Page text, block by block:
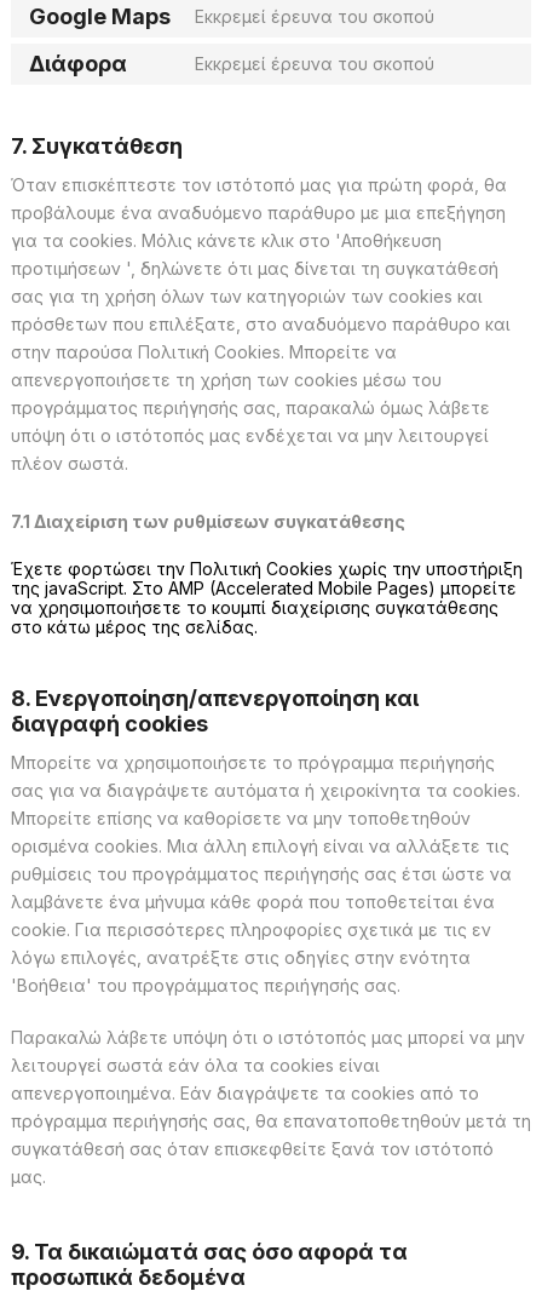
Google Maps Εκκρεμεί έρευνα του σκοπού
Διάφορα Εκκρεμεί έρευνα του σκοπού
7. Συγκατάθεση
Όταν επισκέπτεστε τον ιστότοπό μας για πρώτη φορά, θα
προβάλουμε ένα αναδυόμενο παράθυρο με μια επεξήγηση
για τα cookies. Μόλις κάνετε κλικ στο 'Αποθήκευση
προτιμήσεων ', δηλώνετε ότι μας δίνεται τη συγκατάθεσή
σας για τη χρήση όλων των κατηγοριών των cookies και
πρόσθετων που επιλέξατε, στο αναδυόμενο παράθυρο και
στην παρούσα Πολιτική Cookies. Μπορείτε να
απενεργοποιήσετε τη χρήση των cookies μέσω του
προγράμματος περιήγησής σας, παρακαλώ όμως λάβετε
υπόψη ότι ο ιστότοπός μας ενδέχεται να μην λειτουργεί
πλέον σωστά.
7.1 Διαχείριση των ρυθμίσεων συγκατάθεσης
Έχετε φορτώσει την Πολιτική Cookies χωρίς την υποστήριξη
της javaScript. Στο AMP (Accelerated Mobile Pages) μπορείτε
να χρησιμοποιήσετε το κουμπί διαχείρισης συγκατάθεσης
στο κάτω μέρος της σελίδας.
8. Ενεργοποίηση/απενεργοποίηση και
διαγραφή cookies
Μπορείτε να χρησιμοποιήσετε το πρόγραμμα περιήγησής
σας για να διαγράψετε αυτόματα ή χειροκίνητα τα cookies.
Μπορείτε επίσης να καθορίσετε να μην τοποθετηθούν
ορισμένα cookies. Μια άλλη επιλογή είναι να αλλάξετε τις
ρυθμίσεις του προγράμματος περιήγησής σας έτσι ώστε να
λαμβάνετε ένα μήνυμα κάθε φορά που τοποθετείται ένα
cookie. Για περισσότερες πληροφορίες σχετικά με τις εν
λόγω επιλογές, ανατρέξτε στις οδηγίες στην ενότητα
'Βοήθεια' του προγράμματος περιήγησής σας.
Παρακαλώ λάβετε υπόψη ότι ο ιστότοπός μας μπορεί να μην
λειτουργεί σωστά εάν όλα τα cookies είναι
απενεργοποιημένα. Εάν διαγράψετε τα cookies από το
πρόγραμμα περιήγησής σας, θα επανατοποθετηθούν μετά τη
συγκατάθεσή σας όταν επισκεφθείτε ξανά τον ιστότοπό
μας.
9. Τα δικαιώματά σας όσο αφορά τα
προσωπικά δεδομένα